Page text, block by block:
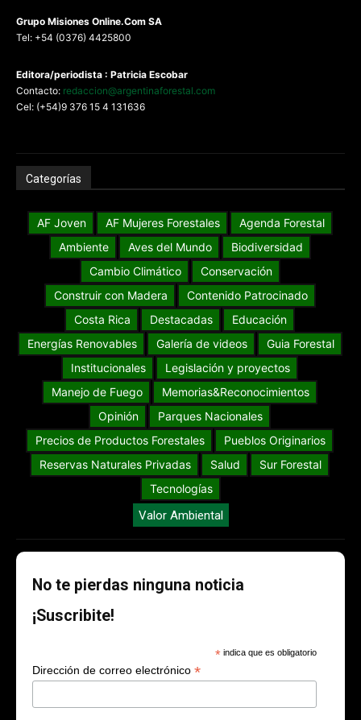
Grupo Misiones Online.Com SA
Tel: +54 (0376) 4425800
Editora/periodista : Patricia Escobar
Contacto: redaccion@argentinaforestal.com
Cel: (+54)9 376 15 4 131636
Categorías
AF Joven AF Mujeres Forestales
Agenda Forestal
Ambiente
Aves del Mundo
Biodiversidad
Cambio Climático
Conservación
Construir con Madera
Contenido Patrocinado
Costa Rica
Destacadas
Educación
Energías Renovables
Galería de videos
Guia Forestal
Institucionales
Legislación y proyectos
Manejo de Fuego
Memorias&Reconocimientos
Opinión
Parques Nacionales
Precios de Productos Forestales
Pueblos Originarios
Reservas Naturales Privadas
Salud
Sur Forestal
Tecnologías
Valor Ambiental
No te pierdas ninguna noticia
¡Suscribite!
* indica que es obligatorio
Dirección de correo electrónico *